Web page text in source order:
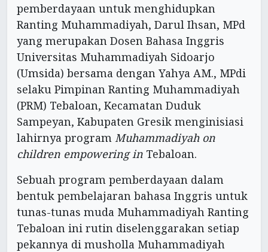
pemberdayaan untuk menghidupkan
Ranting Muhammadiyah, Darul Ihsan, MPd
yang merupakan Dosen Bahasa Inggris
Universitas Muhammadiyah Sidoarjo
(Umsida) bersama dengan Yahya AM., MPdi
selaku Pimpinan Ranting Muhammadiyah
(PRM) Tebaloan, Kecamatan Duduk
Sampeyan, Kabupaten Gresik menginisiasi
lahirnya program Muhammadiyah on
children empowering in Tebaloan.
Sebuah program pemberdayaan dalam
bentuk pembelajaran bahasa Inggris untuk
tunas-tunas muda Muhammadiyah Ranting
Tebaloan ini rutin diselenggarakan setiap
pekannya di musholla Muhammadiyah